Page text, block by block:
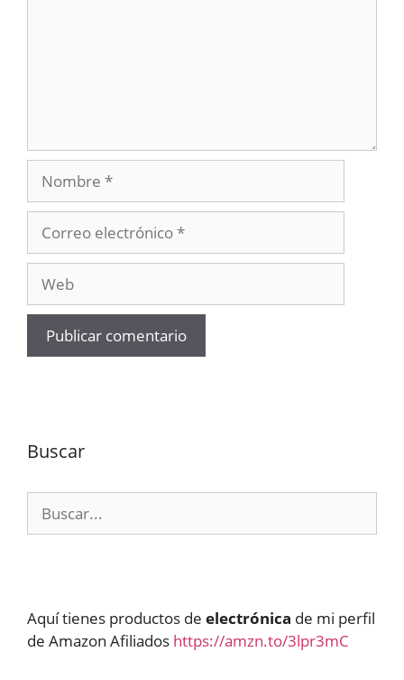
Nombre
electrónico
Buscar
Aquí tienes productos de electrónica de mi perfil
de Amazon Afiliados https://amzn.to/3lpr3mC